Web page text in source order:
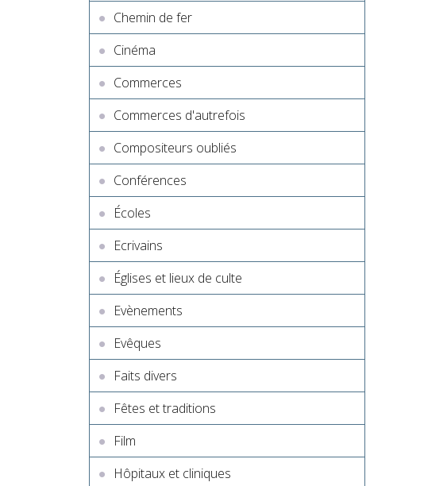
Chemin de fer
Cinéma
Commerces
Commerces d'autrefois
Compositeurs oubliés
Conférences
Écoles
Ecrivains
Églises et lieux de culte
Evènements
Evêques
Faits divers
Fêtes et traditions
Film
Hôpitaux et cliniques